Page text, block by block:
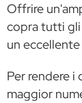
Offrire
copra tutti gli
un
Per rendere i
maggior